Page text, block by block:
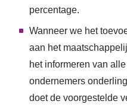
percentage.
Wanneer we het
aan het
het informeren van
ondernemers
doet de voorgestelde